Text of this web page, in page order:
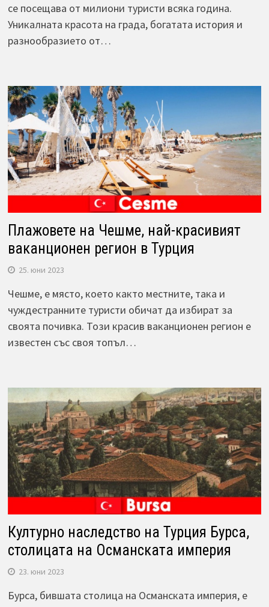
се посещава от милиони туристи всяка година.
Уникалната красота на града, богатата история и
разнообразието от…
Плажовете на Чешме, най-красивият
ваканционен регион в Турция
25. юни 2023
Чешме, е място, което както местните, така и
чуждестранните туристи обичат да избират за
своята почивка. Този красив ваканционен регион е
известен със своя топъл…
Културно наследство на Турция Бурса,
столицата на Османската империя
23. юни 2023
Бурса, бившата столица на Османската империя, е